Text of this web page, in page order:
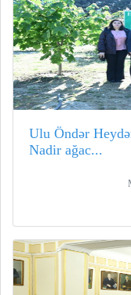
Ulu Öndər
Nadir ağac...